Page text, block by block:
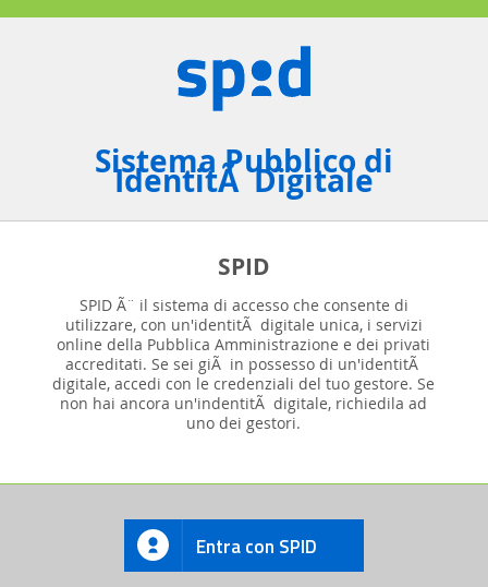
Sistema Pubblico di
IdentitÃ Digitale
SPID
SPID Ã¨ il sistema di accesso che consente di
utilizzare, con un'identitÃ digitale unica, i servizi
online della Pubblica Amministrazione e dei privati
accreditati. Se sei giÃ in possesso di un'identitÃ
digitale, accedi con le credenziali del tuo gestore. Se
non hai ancora un'indentitÃ digitale, richiedila ad
uno dei gestori.
Entra con SPID